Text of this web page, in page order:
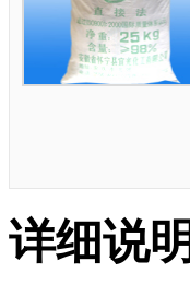
详细说明